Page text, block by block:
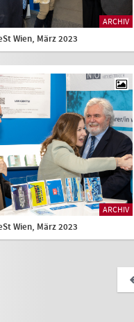
ARCHIV
Wien, März 2023
ARCHIV
Wien, März 2023